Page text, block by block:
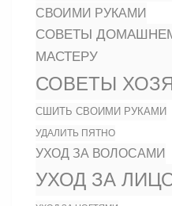
СВОИМИ РУКАМИ
СОВЕТЫ
МАСТЕРУ
СОВЕТЫ
СШИТЬ СВОИМИ РУКАМИ
УДАЛИТЬ ПЯТНО
УХОД ЗА ВОЛОСАМИ
УХОД ЗА